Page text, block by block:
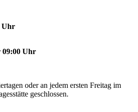
Uhr
09:00 Uhr
oder an jedem ersten Freitag im
geschlossen.